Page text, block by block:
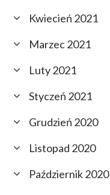
Kwiecień 2021
Marzec 2021
Luty 2021
Styczeń 2021
Grudzień 2020
Listopad 2020
Październik 2020